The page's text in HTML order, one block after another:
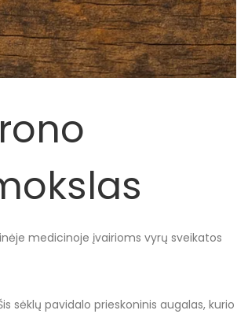
medicinoje įvairioms vyrų sveikatos
sėklų pavidalo prieskoninis augalas, kurio